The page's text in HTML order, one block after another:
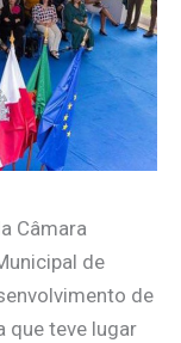
Câmara
de
de
que teve lugar